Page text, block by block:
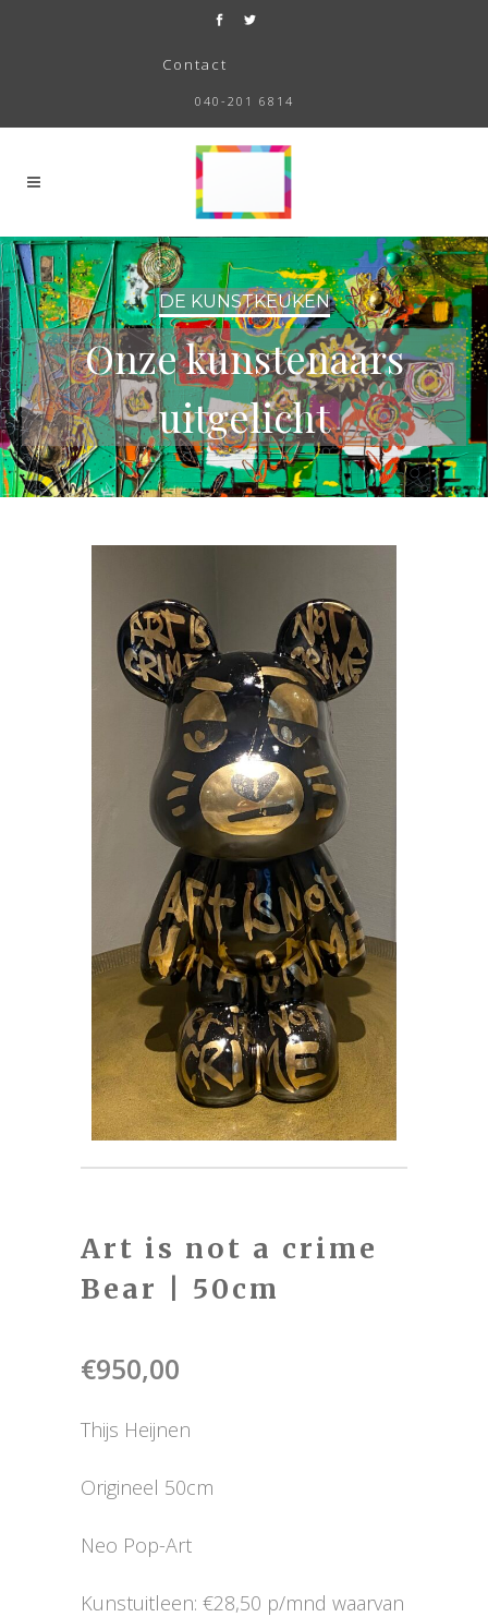
Contact
040-201 6814
DE KUNSTKEUKEN
Onze kunstenaars
uitgelicht
Art is not a crime
Bear | 50cm
€950,00
Thijs Heijnen
Origineel 50cm
Neo Pop-Art
Kunstuitleen: €28,50 p/mnd waarvan